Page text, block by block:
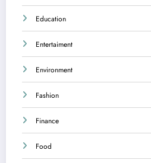
Education
Entertaiment
Environment
Fashion
Finance
Food